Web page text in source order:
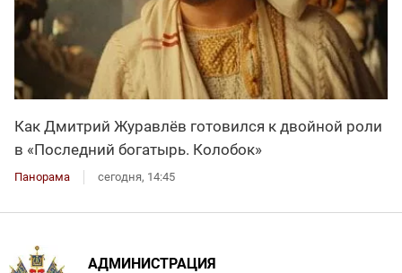
Как Дмитрий Журавлёв готовился к двойной роли
в «Последний богатырь. Колобок»
Панорама сегодня, 14:45
АДМИНИСТРАЦИЯ